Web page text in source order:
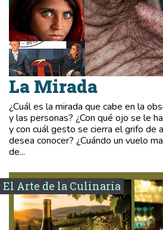
La Mirada
¿Cuál es la mirada que cabe en la
y las personas? ¿Con qué ojo se le
y con cuál gesto se cierra el grifo de
desea conocer? ¿Cuándo un vuelo
de...
El Arte de la Culinaria